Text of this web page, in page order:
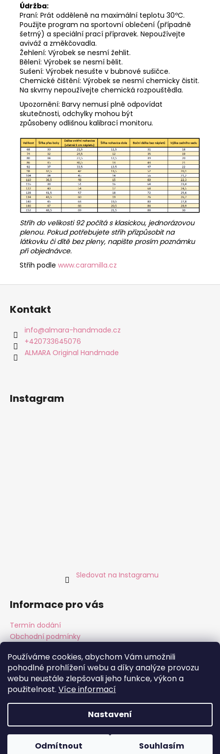
Používáme cookies, abychom Vám umožnili
pohodlné prohlížení webu a díky analýze provozu
webu neustále zlepšovali jeho funkce, výkon a
použitelnost. Více informací
Nastavení
Odmítnout Souhlasím
Údržba:
Praní: Prát odděleně na maximální teplotu 30ºC.
Použijte program na sportovní oblečení (případně
šetrný) a speciální prací přípravek. Nepoužívejte
aviváž a změkčovadla.
Žehlení: Výrobek se nesmí žehlit.
Bělení: Výrobek se nesmí bělit.
Sušení: Výrobek nesušte v bubnové sušičce.
Chemické čištění: Výrobek se nesmí chemicky čistit.
Na skvrny nepoužívejte chemická rozpouštědla.
Upozornění: Barvy nemusí plně odpovídat
skutečnosti, odchylky mohou být
způsobeny odlišnou kalibrací monitoru.
Střih do velikosti 92 počítá s klasickou, jednorázovou
plenou. Pokud potřebujete střih přizpůsobit na
látkovku či dítě bez pleny, napište prosím poznámku
při objednávce.
Střih podle www.caramilla.cz
Z
Kontakt
info@almara-handmade.cz
+420733645076
ALMARA Original Handmade
Instagram
Sledovat na Instagramu
Informace pro vás
Termín dodání
Obchodní podmínky
Instagram Facebook
Copyright 2026ALMARA Original Handmade. Všechna
práva vyhrazena.